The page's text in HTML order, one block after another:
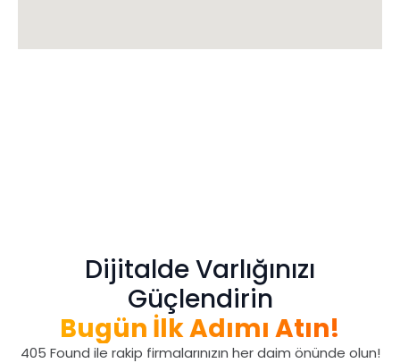
Dijitalde Varlığınızı
Güçlendirin
Bugün İlk Adımı Atın!
405 Found ile rakip firmalarınızın her daim önünde olun!